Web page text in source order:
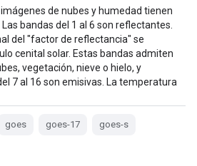
de nubes y humedad tienen
bandas del 1 al 6 son reflectantes.
del "factor de reflectancia" se
cenital solar. Estas bandas admiten
vegetación, nieve o hielo, y
7 al 16 son emisivas. La temperatura
goes goes-17 goes-s